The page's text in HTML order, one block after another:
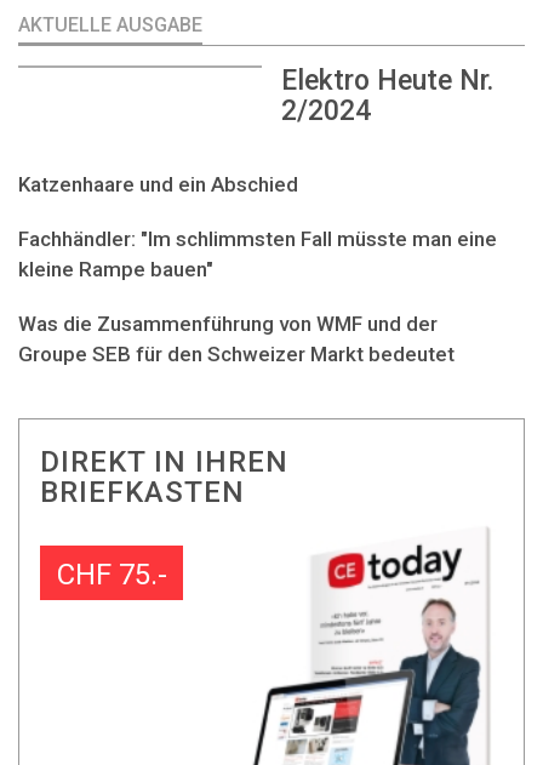
AKTUELLE AUSGABE
Elektro Heute Nr.
2/2024
Katzenhaare und ein Abschied
Fachhändler: "Im schlimmsten Fall müsste man eine
kleine Rampe bauen"
Was die Zusammenführung von WMF und der
Groupe SEB für den Schweizer Markt bedeutet
DIREKT IN IHREN
BRIEFKASTEN
CHF 75.-